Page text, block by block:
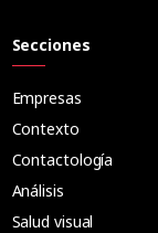
Secciones
Empresas
Contexto
Contactología
Análisis
Salud visual